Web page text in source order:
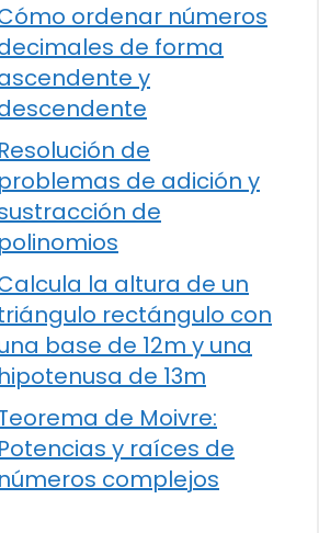
ordenar números
de forma
y
Resolución de
problemas de adición y
de
polinomios
la altura de un
rectángulo con
base de 12m y una
hipotenusa de 13m
de Moivre:
Potencias y raíces de
números complejos